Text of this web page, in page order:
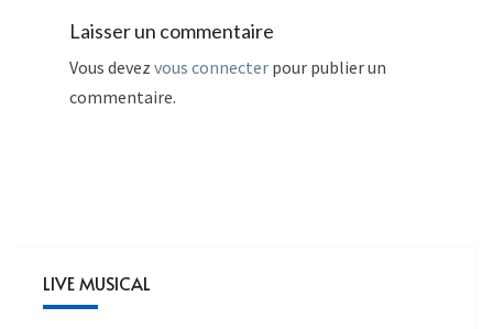
Laisser un commentaire
Vous devez vous connecter pour publier un
commentaire.
LIVE MUSICAL